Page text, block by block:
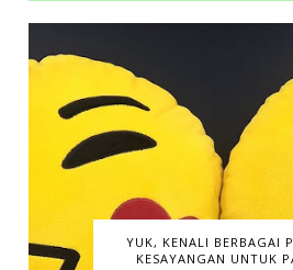
YUK, KENALI BERBAGAI
KESAYANGAN UNTUK